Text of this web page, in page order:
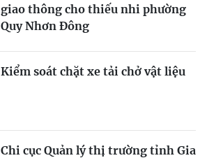
giao thông cho thiếu nhi phường
Quy Nhơn Đông
Kiểm soát chặt xe tải chở vật liệu
Chi cục Quản lý thị trường tỉnh Gia